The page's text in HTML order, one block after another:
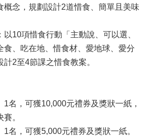
概念，規劃設計2道惜食、簡單且美味
以10項惜食行動「主動說、可以選、
食、吃在地、惜食材、愛地球、愛分
2至4節課之惜食教案。
1名，可獲10,000元禮券及獎狀一紙，
。
1名，可獲5,000元禮券及獎狀一紙。